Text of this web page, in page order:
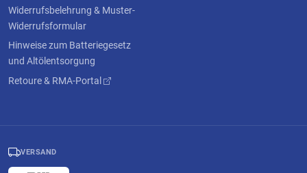
Widerrufsbelehrung & Muster-
Widerrufsformular
Hinweise zum Batteriegesetz
und Altölentsorgung
Retoure & RMA-Portal
VERSAND